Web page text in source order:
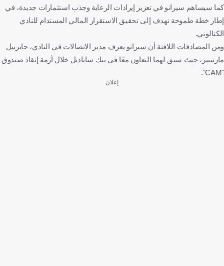
كما سيساهم سيرانو في تعزيز إيرادات الرعاية وجذب استثمارات جديدة، في
إطار خطة طموحة تهدف إلى تحقيق الاستقرار المالي المستدام للنادي
الكتالوني.
ومن المصادفات اللافتة أن سيرانو يعرف مدير الاتصالات في النادي، جابرييل
مارتينيز، حيث سبق لهما التعاون معًا في بنك ساباديل خلال أزمة إنقاذ صندوق
"CAM".
إعلان